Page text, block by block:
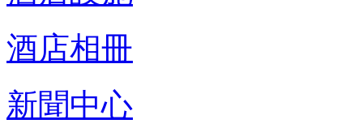
酒店相冊
新聞中心